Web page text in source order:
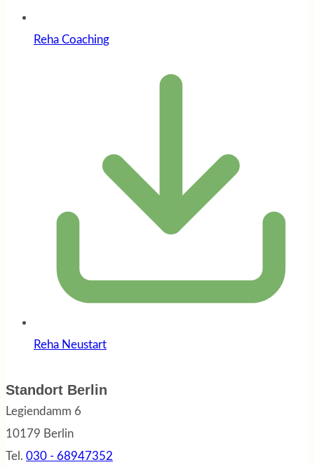
Reha Coaching
Reha Neustart
Standort Berlin
Legiendamm 6
10179 Berlin
Tel. 030 - 68947352